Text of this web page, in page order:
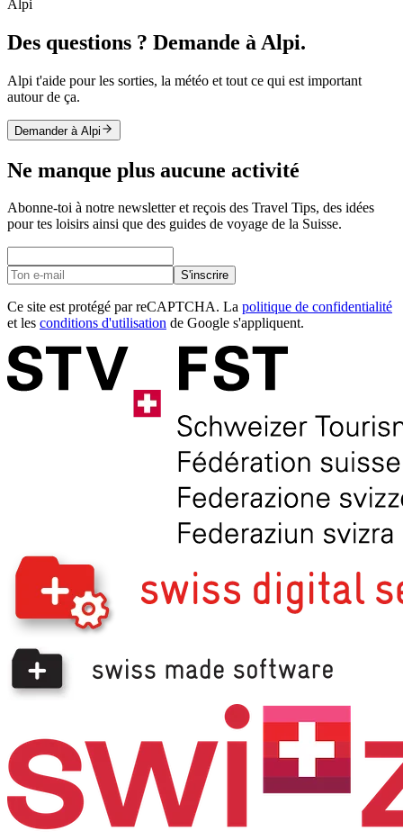
Alpi
Des questions ? Demande à Alpi.
Alpi t'aide pour les sorties, la météo et tout ce qui est important
autour de ça.
Demander à Alpi
Ne manque plus aucune activité
Abonne-toi à notre newsletter et reçois des Travel Tips, des idées
pour tes loisirs ainsi que des guides de voyage de la Suisse.
S'inscrire
Ce site est protégé par reCAPTCHA. La politique de confidentialité
et les conditions d'utilisation de Google s'appliquent.